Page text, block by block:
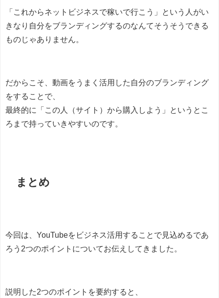
「これからネットビジネスで稼いで行こう」という人がい
きなり自分をブランディングするのなんてそうそうできる
ものじゃありません。
だからこそ、動画をうまく活用した自分のブランディング
をすることで、
最終的に「この人（サイト）から購入しよう」というとこ
ろまで持っていきやすいのです。
まとめ
今回は、YouTubeをビジネス活用することで見込めるであ
ろう2つのポイントについてお伝えしてきました。
説明した2つのポイントを要約すると、